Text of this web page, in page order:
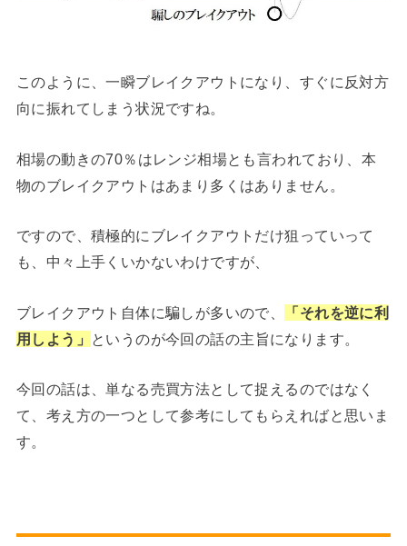
このように、一瞬ブレイクアウトになり、すぐに反対方
向に振れてしまう状況ですね。
相場の動きの70％はレンジ相場とも言われており、本
物のブレイクアウトはあまり多くはありません。
ですので、積極的にブレイクアウトだけ狙っていって
も、中々上手くいかないわけですが、
ブレイクアウト自体に騙しが多いので、
「それを逆に利
用しよう」
というのが今回の話の主旨になります。
今回の話は、単なる売買方法として捉えるのではなく
て、考え方の一つとして参考にしてもらえればと思いま
す。